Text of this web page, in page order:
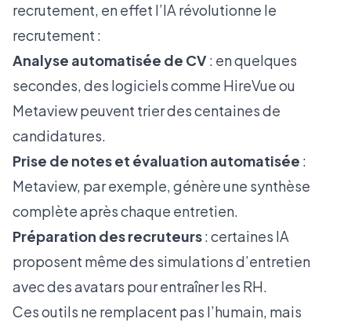
recrutement, en effet l’IA révolutionne le
recrutement :
Analyse automatisée de CV: en quelques
secondes, des logiciels comme HireVue ou
Metaview peuvent trier des centaines de
candidatures.
Prise de notes et évaluation automatisée :
Metaview, par exemple, génère une synthèse
complète après chaque entretien.
Préparation des recruteurs: certaines IA
proposent même des simulations d’entretien
avec des avatars pour entraîner les RH.
Ces outils ne remplacent pas l’humain, mais